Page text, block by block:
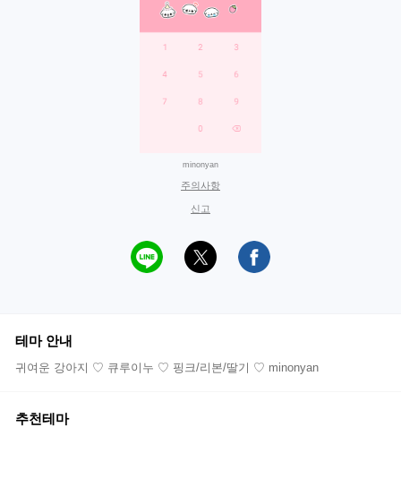
minonyan
주의사항
신고
테마 안내
귀여운 강아지 ♡ 큐루이누 ♡ 핑크/리본/딸기 ♡ minonyan
추천테마